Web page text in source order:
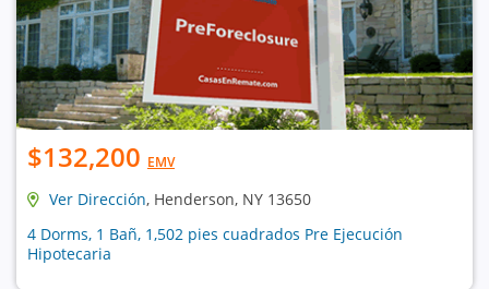
$132,200 EMV
Ver Dirección, Henderson, NY 13650
4 Dorms, 1 Bañ, 1,502 pies cuadrados Pre Ejecución
Hipotecaria